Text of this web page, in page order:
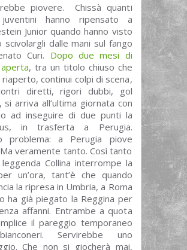
piovere. Chissà quanti
hanno ripensato a
Junior quando hanno visto
scivolargli dalle mani sul fango
Curi. Dopo due mesi di
, tra un titolo chiuso che
riaperto, continui colpi di scena,
diretti, rigori dubbi, gol
si arriva all’ultima giornata con
ad inseguire di due punti la
in trasferta a Perugia.
problema: a Perugia piove
veramente tanto. Così tanto
Collina interrompe la
un’ora, tant’è che quando
la ripresa in Umbria, a Roma
ha già piegato la Reggina per
affanni. Entrambe a quota
il pareggio temporaneo
Servirebbe uno
Che non si giocherà mai,